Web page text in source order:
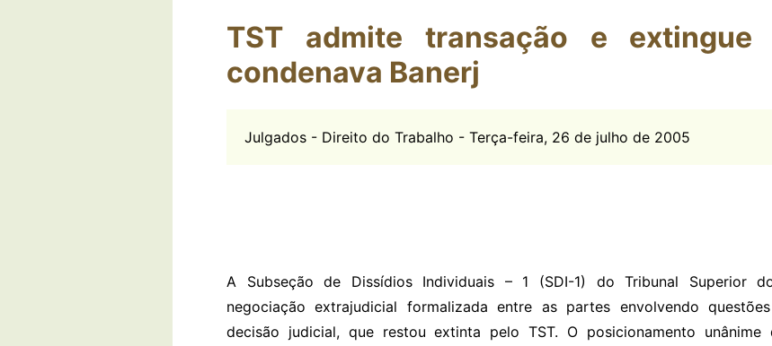
TST admite transação e extingue
condenava Banerj
Julgados - Direito do Trabalho - Terça-feira, 26 de julho de 2005
A Subseção de Dissídios Individuais – 1 (SDI-1) do Tribunal Superior
negociação extrajudicial formalizada entre as partes envolvendo
decisão judicial, que restou extinta pelo TST. O posicionamento